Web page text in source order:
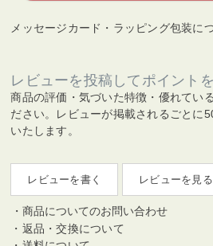
メッセージカード・ラッピング包装に
レビューを投稿してポイント
商品の評価・気づいた特徴・優れてい
ださい。レビューが掲載されるごとに
いたします。
レビューを書く レビューを見る
商品についてのお問い合わせ
返品・交換について